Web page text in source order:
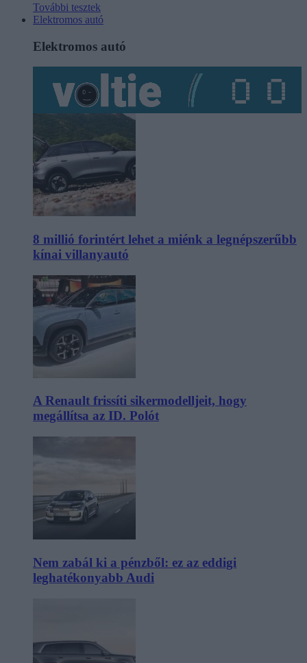
További tesztek
Elektromos autó
Elektromos autó
8 millió forintért lehet a miénk a legnépszerűbb
kínai villanyautó
A Renault frissíti sikermodelljeit, hogy
megállítsa az ID. Polót
Nem zabál ki a pénzből: ez az eddigi
leghatékonyabb Audi